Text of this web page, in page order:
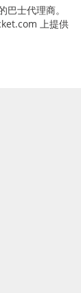
士代理商。
上提供